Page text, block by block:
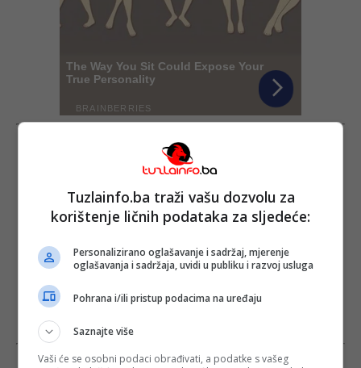
Tuzlainfo.ba traži vašu dozvolu za
korištenje ličnih podataka za sljedeće:
Personalizirano oglašavanje i sadržaj, mjerenje
oglašavanja i sadržaja, uvidi u publiku i razvoj usluga
Pohrana i/ili pristup podacima na uređaju
Saznajte više
Vaši će se osobni podaci obrađivati, a podatke s vašeg